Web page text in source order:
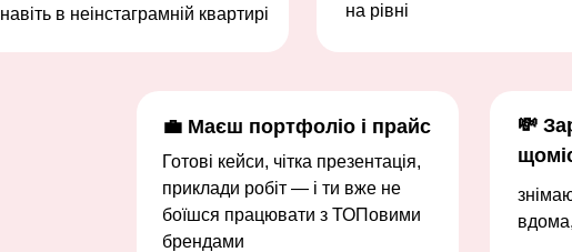
навіть в неінстаграмній квартирі
на рівні
💼 Маєш портфоліо і прайс
Готові кейси, чітка презентація,
приклади робіт — і ти вже не
боїшся працювати з ТОПовими
брендами
💸